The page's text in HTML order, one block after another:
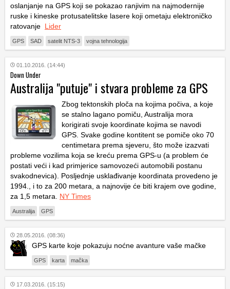
oslanjanje na GPS koji se pokazao ranjivim na najmodernije
ruske i kineske protusatelitske lasere koji ometaju elektroničko
ratovanje Lider
GPS SAD satelit NTS-3 vojna tehnologija
01.10.2016. (14:44)
Down Under
Australija "putuje" i stvara probleme za GPS
Zbog tektonskih ploča na kojima počiva, a koje
se stalno lagano pomiču, Australija mora
korigirati svoje koordinate kojima se navodi
GPS. Svake godine kontitent se pomiče oko 70
centimetara prema sjeveru, što može izazvati
probleme vozilima koja se kreću prema GPS-u (a problem će
postati veći i kad primjerice samovozeći automobili postanu
svakodnevica). Posljednje usklađivanje koordinata provedeno je
1994., i to za 200 metara, a najnovije će biti krajem ove godine,
za 1,5 metara. NY Times
Australija GPS
28.05.2016. (08:36)
GPS karte koje pokazuju noćne avanture vaše mačke
GPS karta mačka
17.03.2016. (15:15)